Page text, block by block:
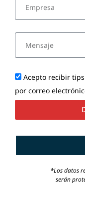
Acepto recibir
por correo
*Los datos
serán